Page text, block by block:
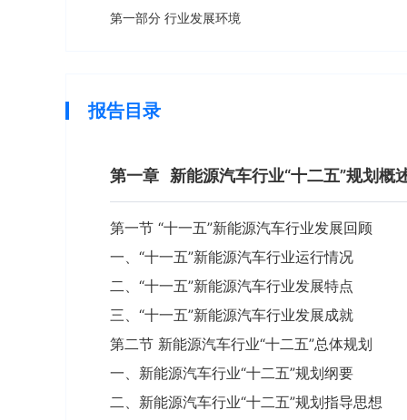
第一部分 行业发展环境
报告目录
第一章 新能源汽车行业“十二五”规划概
第一节 “十一五”新能源汽车行业发展回顾
一、“十一五”新能源汽车行业运行情况
二、“十一五”新能源汽车行业发展特点
三、“十一五”新能源汽车行业发展成就
第二节 新能源汽车行业“十二五”总体规划
一、新能源汽车行业“十二五”规划纲要
二、新能源汽车行业“十二五”规划指导思想